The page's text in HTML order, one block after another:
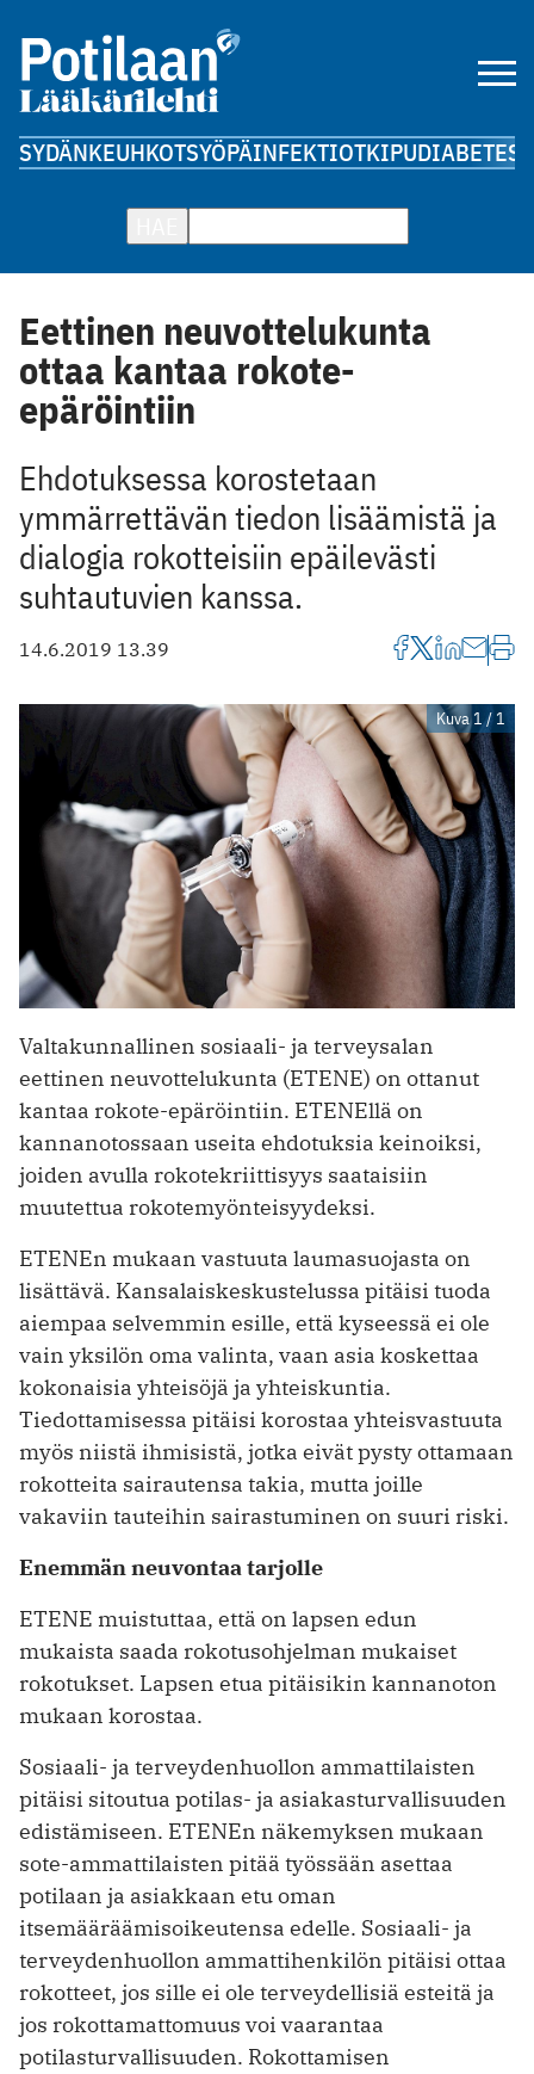
SYDÄNKEUHKOTSYÖPÄINFEKTIOTKIPUDIABETES
Eettinen neuvottelukunta
ottaa kantaa rokote-
epäröintiin
Ehdotuksessa korostetaan
ymmärrettävän tiedon lisäämistä ja
dialogia rokotteisiin epäilevästi
suhtautuvien kanssa.
14.6.2019 13.39
Kuva 1 / 1
Valtakunnallinen sosiaali- ja terveysalan
eettinen neuvottelukunta (ETENE) on ottanut
kantaa rokote-epäröintiin. ETENEllä on
kannanotossaan useita ehdotuksia keinoiksi,
joiden avulla rokotekriittisyys saataisiin
muutettua rokotemyönteisyydeksi.
ETENEn mukaan vastuuta laumasuojasta on
lisättävä. Kansalaiskeskustelussa pitäisi tuoda
aiempaa selvemmin esille, että kyseessä ei ole
vain yksilön oma valinta, vaan asia koskettaa
kokonaisia yhteisöjä ja yhteiskuntia.
Tiedottamisessa pitäisi korostaa yhteisvastuuta
myös niistä ihmisistä, jotka eivät pysty ottamaan
rokotteita sairautensa takia, mutta joille
vakaviin tauteihin sairastuminen on suuri riski.
Enemmän neuvontaa tarjolle
ETENE muistuttaa, että on lapsen edun
mukaista saada rokotusohjelman mukaiset
rokotukset. Lapsen etua pitäisikin kannanoton
mukaan korostaa.
Sosiaali- ja terveydenhuollon ammattilaisten
pitäisi sitoutua potilas- ja asiakasturvallisuuden
edistämiseen. ETENEn näkemyksen mukaan
sote-ammattilaisten pitää työssään asettaa
potilaan ja asiakkaan etu oman
itsemääräämisoikeutensa edelle. Sosiaali- ja
terveydenhuollon ammattihenkilön pitäisi ottaa
rokotteet, jos sille ei ole terveydellisiä esteitä ja
jos rokottamattomuus voi vaarantaa
potilasturvallisuuden. Rokottamisen